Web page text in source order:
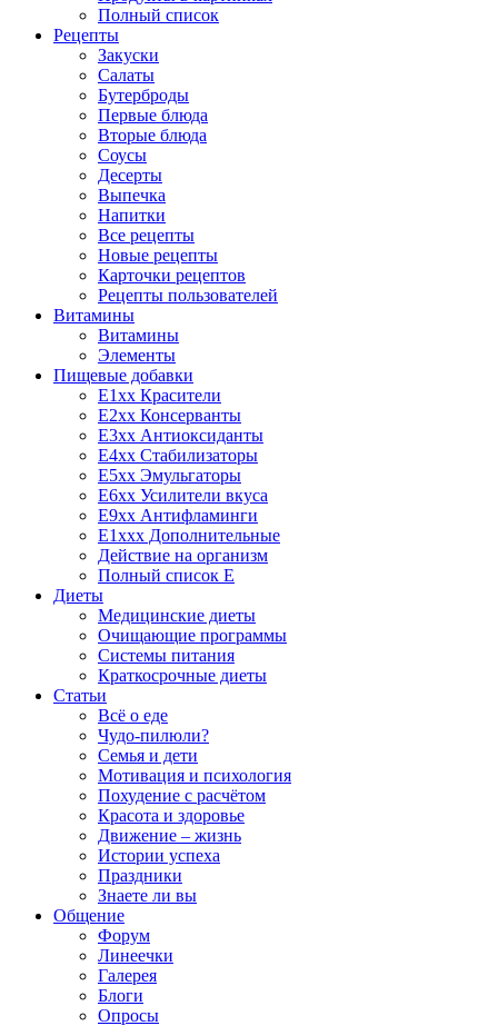
Полный список
Рецепты
Закуски
Салаты
Бутерброды
Первые блюда
Вторые блюда
Соусы
Десерты
Выпечка
Напитки
Все рецепты
Новые рецепты
Карточки рецептов
Рецепты пользователей
Витамины
Витамины
Элементы
Пищевые добавки
E1xx Красители
E2xx Консерванты
E3xx Антиоксиданты
E4xx Стабилизаторы
E5xx Эмульгаторы
E6xx Усилители вкуса
E9xx Антифламинги
E1xxx Дополнительные
Действие на организм
Полный список E
Диеты
Медицинские диеты
Очищающие программы
Системы питания
Краткосрочные диеты
Статьи
Всё о еде
Чудо-пилюли?
Семья и дети
Мотивация и психология
Похудение с расчётом
Красота и здоровье
Движение – жизнь
Истории успеха
Праздники
Знаете ли вы
Общение
Форум
Линеечки
Галерея
Блоги
Опросы